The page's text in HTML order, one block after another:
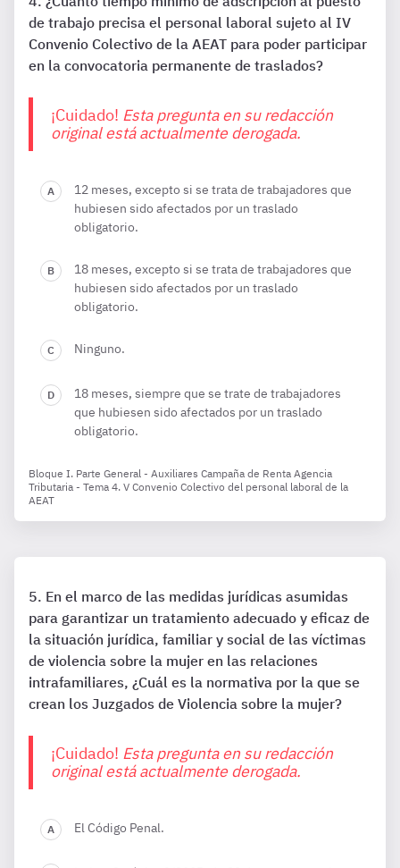
de trabajo precisa el personal laboral sujeto al IV
Convenio Colectivo de la AEAT para poder participar
en la convocatoria permanente de traslados?
¡Cuidado! Esta pregunta en su redacción
original está actualmente derogada.
12 meses, excepto si se trata de trabajadores que
hubiesen sido afectados por un traslado
obligatorio.
18 meses, excepto si se trata de trabajadores que
hubiesen sido afectados por un traslado
obligatorio.
Ninguno.
18 meses, siempre que se trate de trabajadores
que hubiesen sido afectados por un traslado
obligatorio.
Bloque I. Parte General - Auxiliares Campaña de Renta Agencia
Tributaria - Tema 4. V Convenio Colectivo del personal laboral de la
AEAT
En el marco de las medidas jurídicas asumidas
para garantizar un tratamiento adecuado y eficaz de
la situación jurídica, familiar y social de las víctimas
de violencia sobre la mujer en las relaciones
intrafamiliares, ¿Cuál es la normativa por la que se
crean los Juzgados de Violencia sobre la mujer?
¡Cuidado! Esta pregunta en su redacción
original está actualmente derogada.
El Código Penal.